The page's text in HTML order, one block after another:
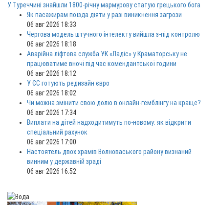
У Туреччині знайшли 1800-річну мармурову статую грецького бога
Як пасажирам поїзда діяти у разі виникнення загрози
06 авг 2026 18:33
Чергова модель штучного інтелекту вийшла з-під контролю
06 авг 2026 18:18
Аварійна ліфтова служба УК «Ладіс» у Краматорську не
працюватиме вночі під час комендантської години
06 авг 2026 18:12
У ЄС готують редизайн євро
06 авг 2026 18:02
Чи можна змінити свою долю в онлайн-гемблінгу на краще?
06 авг 2026 17:34
Виплати на дітей надходитимуть по-новому: як відкрити
спеціальний рахунок
06 авг 2026 17:00
Настоятель двох храмів Волноваського району визнаний
винним у державній зраді
06 авг 2026 16:52